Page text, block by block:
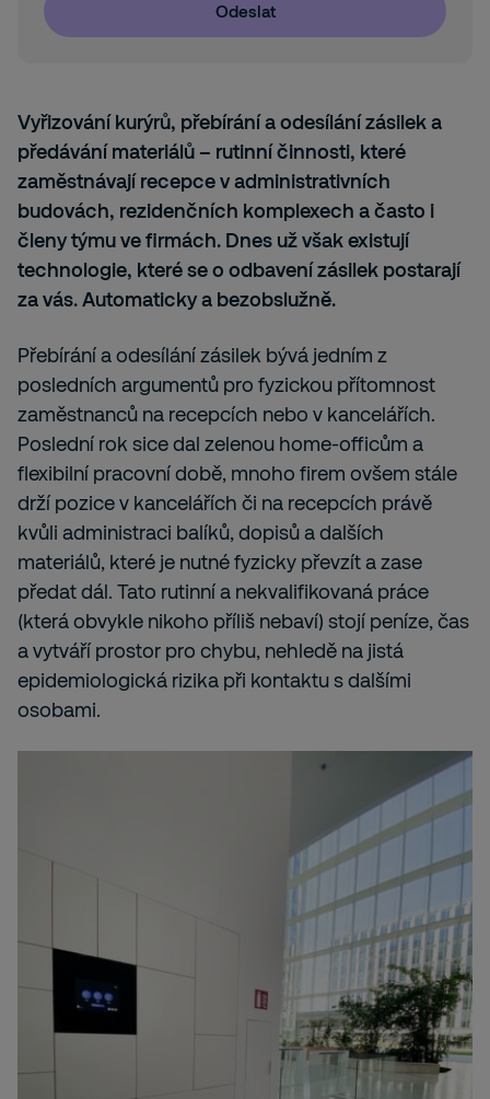
Vyřizování kurýrů, přebírání a odesílání zásilek a
předávání materiálů – rutinní činnosti, které
zaměstnávají recepce v administrativních
budovách, rezidenčních komplexech a často i
členy týmu ve firmách. Dnes už však existují
technologie, které se o odbavení zásilek postarají
za vás. Automaticky a bezobslužně.
Přebírání a odesílání zásilek bývá jedním z
posledních argumentů pro fyzickou přítomnost
zaměstnanců na recepcích nebo v kancelářích.
Poslední rok sice dal zelenou home-officům a
flexibilní pracovní době, mnoho firem ovšem stále
drží pozice v kancelářích či na recepcích právě
kvůli administraci balíků, dopisů a dalších
materiálů, které je nutné fyzicky převzít a zase
předat dál. Tato rutinní a nekvalifikovaná práce
(která obvykle nikoho příliš nebaví) stojí peníze, čas
a vytváří prostor pro chybu, nehledě na jistá
epidemiologická rizika při kontaktu s dalšími
osobami.
Odeslat